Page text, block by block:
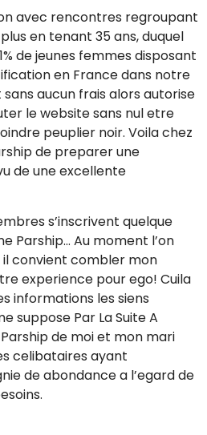
avec rencontres regroupant
en tenant 35 ans, duquel
de jeunes femmes disposant
en France dans notre
sans aucun frais alors autorise
le website sans nul etre
peuplier noir. Voila chez
de preparer une
de une excellente
s’inscrivent quelque
Parship… Au moment l’on
il convient combler mon
experience pour ego! Cuila
informations les siens
suppose Par La Suite A
de moi et mon mari
celibataires ayant
de abondance a l’egard de